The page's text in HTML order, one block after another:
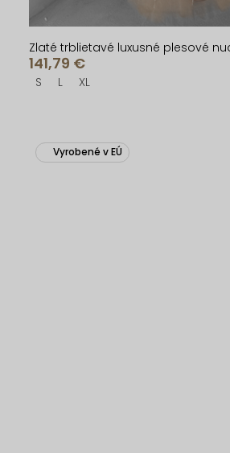
Zlaté trblietavé luxusné plesové
141,79 €
S L XL
Vyrobené v EÚ